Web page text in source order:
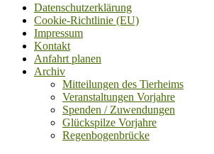
Datenschutzerklärung
Cookie-Richtlinie (EU)
Impressum
Kontakt
Anfahrt planen
Archiv
Mitteilungen des Tierheims
Veranstaltungen Vorjahre
Spenden / Zuwendungen
Glückspilze Vorjahre
Regenbogenbrücke